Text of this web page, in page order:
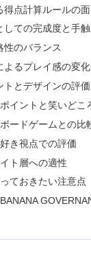
点計算ルールの面
ての完成度と手触
性のバランス
よるプレイ感の変化
トとデザインの評価
イントと笑いどこ
ードゲームとの比
き視点での評価
ト層への適性
ておきたい注意点